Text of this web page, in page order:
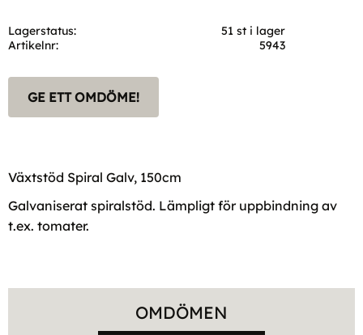
Lagerstatus
51 st i lager
Artikelnr
5943
GE ETT OMDÖME!
Växtstöd Spiral Galv, 150cm
Galvaniserat spiralstöd. Lämpligt för uppbindning av
t.ex. tomater.
OMDÖMEN